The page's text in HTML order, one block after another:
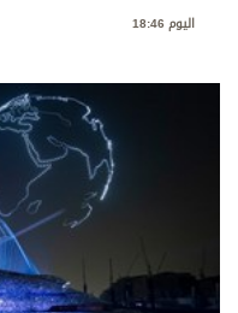
اليوم 18:46